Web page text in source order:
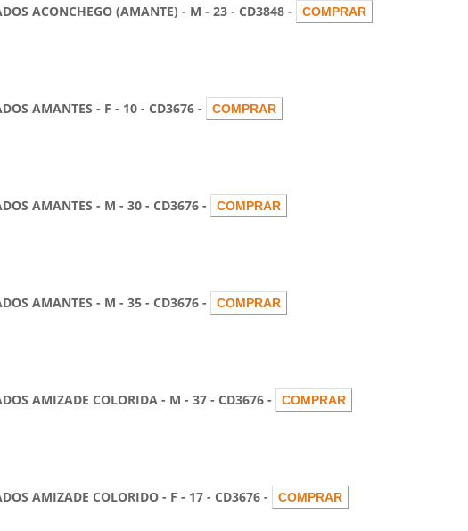
ACONCHEGO (AMANTE) - M - 23 - CD3848 -
AMANTES - F - 10 - CD3676 -
AMANTES - M - 30 - CD3676 -
AMANTES - M - 35 - CD3676 -
AMIZADE COLORIDA - M - 37 - CD3676 -
AMIZADE COLORIDO - F - 17 - CD3676 -